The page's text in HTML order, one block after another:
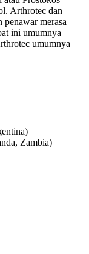
Arthrotec dan
merasa
ini umumnya
umumnya
Zambia)